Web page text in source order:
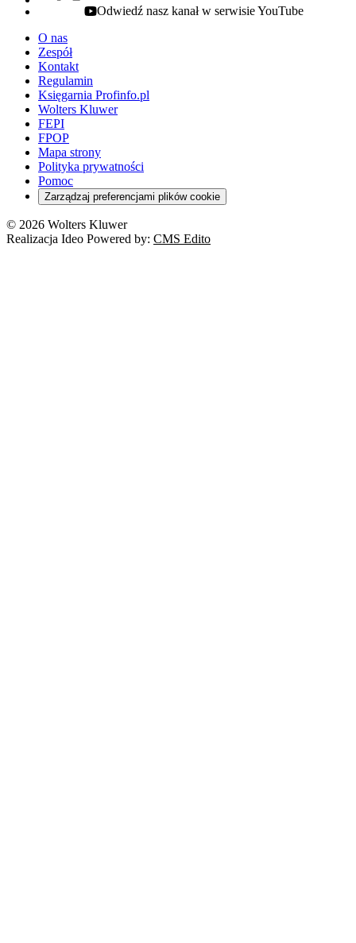
youtube - otwiera się w nowej karcie
Odwiedź nasz kanał w serwisie YouTube
O nas
Zespół
Kontakt
Regulamin
Księgarnia Profinfo.pl
Wolters Kluwer
FEPI
FPOP
Mapa strony
Polityka prywatności
Pomoc
Zarządzaj preferencjami plików cookie
© 2026 Wolters Kluwer
Realizacja Ideo Powered by: CMS Edito